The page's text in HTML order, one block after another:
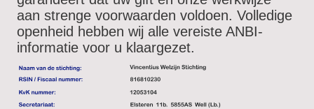
aan strenge voorwaarden voldoen. Volledige
openheid hebben wij alle vereiste ANBI-
informatie voor u klaargezet.